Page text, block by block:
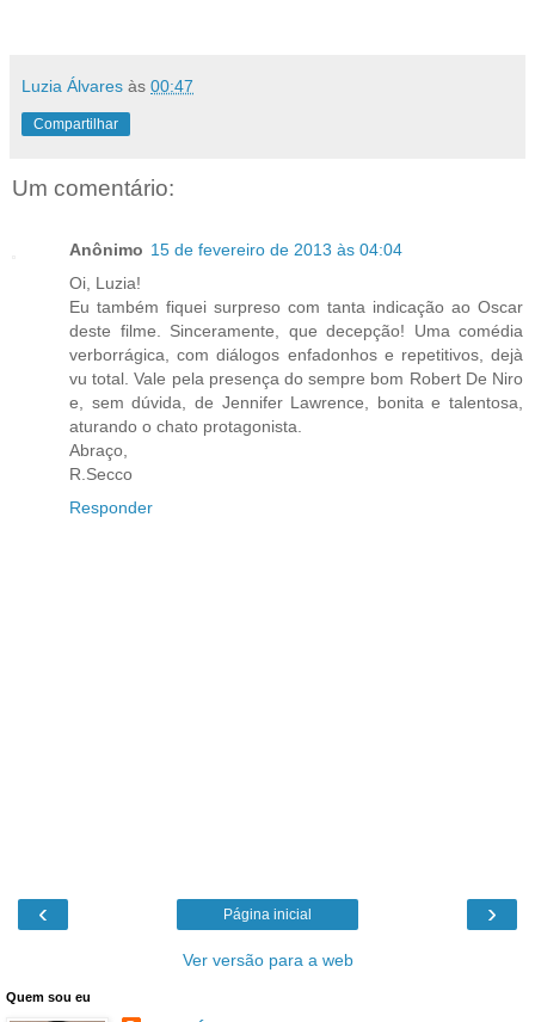
Luzia Álvares às 00:47
Compartilhar
Um comentário:
Anônimo 15 de fevereiro de 2013 às 04:04
Oi, Luzia!
Eu também fiquei surpreso com tanta indicação ao Oscar
deste filme. Sinceramente, que decepção! Uma comédia
verborrágica, com diálogos enfadonhos e repetitivos, dejà
vu total. Vale pela presença do sempre bom Robert De Niro
e, sem dúvida, de Jennifer Lawrence, bonita e talentosa,
aturando o chato protagonista.
Abraço,
R.Secco
Responder
‹ ›
Página inicial
Ver versão para a web
Quem sou eu